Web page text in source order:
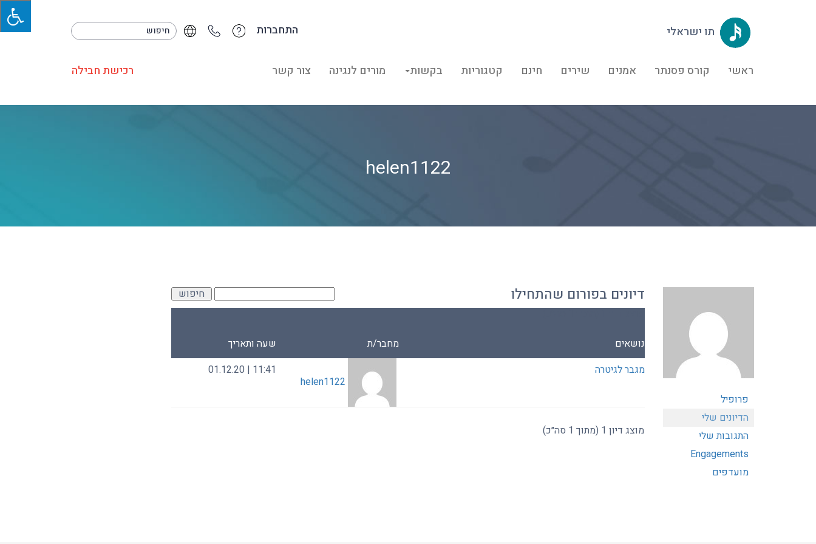
התחברות תו ישראלי
ראשי קורס פסנתר אמנים שירים חינם קטגוריות בקשות מורים לנגינה צור קשר רכישת חבילה
helen1122
פרופיל
הדיונים שלי
התגובות שלי
Engagements
מועדפים
דיונים בפורום שהתחילו
נושאים מחבר/ת
שעה ותאריך
מגבר לגיטרה
helen1122
11:41 | 01.12.20
מוצג דיון 1 (מתוך 1 סה״כ)